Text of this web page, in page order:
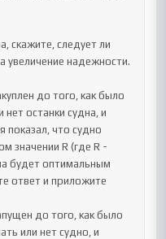
скажите, следует ли
увеличение надежности.
до того, как было
останки судна, и
показал, что судно
значении R (где R -
будет оптимальным
ответ и приложите
до того, как было
или нет судно, и